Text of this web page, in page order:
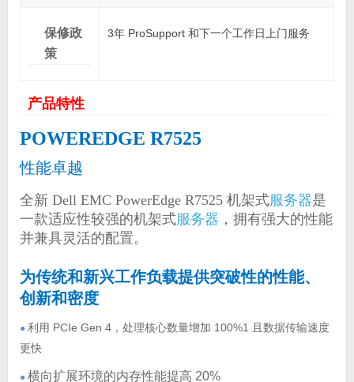
保修政
策
3年 ProSupport 和下一个工作日上门服务
产品特性
POWEREDGE R7525
性能卓越
全新 Dell EMC PowerEdge R7525 机架式服务器是
一款适应性较强的机架式服务器 ，拥有强大的性能
并兼具灵活的配置。
为传统和新兴工作负载提供突破性的性能、
创新和密度
● 利用 PCIe Gen 4，处理核心数量增加 100%1 且数据传输速度
更快
● 横向扩展环境的内存性能提高 20%